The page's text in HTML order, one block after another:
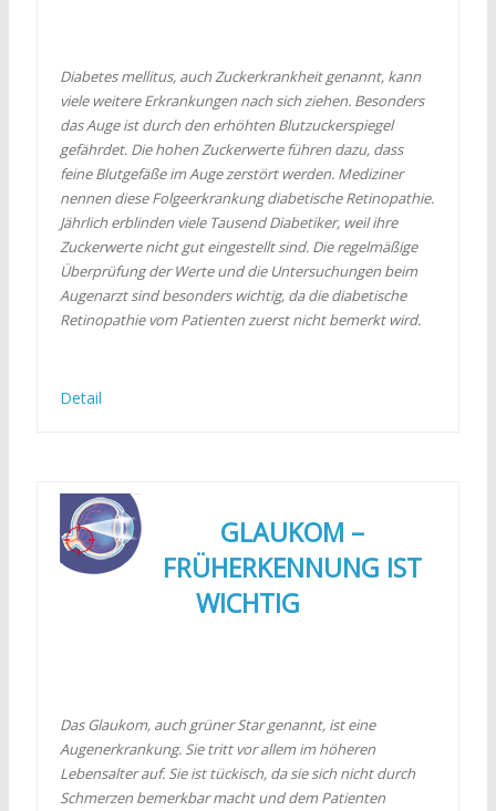
Diabetes mellitus, auch Zuckerkrankheit genannt, kann
viele weitere Erkrankungen nach sich ziehen. Besonders
das Auge ist durch den erhöhten Blutzuckerspiegel
gefährdet. Die hohen Zuckerwerte führen dazu, dass
feine Blutgefäße im Auge zerstört werden. Mediziner
nennen diese Folgeerkrankung diabetische Retinopathie.
Jährlich erblinden viele Tausend Diabetiker, weil ihre
Zuckerwerte nicht gut eingestellt sind. Die regelmäßige
Überprüfung der Werte und die Untersuchungen beim
Augenarzt sind besonders wichtig, da die diabetische
Retinopathie vom Patienten zuerst nicht bemerkt wird.
Detail
GLAUKOM –
FRÜHERKENNUNG IST
WICHTIG
Das Glaukom, auch grüner Star genannt, ist eine
Augenerkrankung. Sie tritt vor allem im höheren
Lebensalter auf. Sie ist tückisch, da sie sich nicht durch
Schmerzen bemerkbar macht und dem Patienten